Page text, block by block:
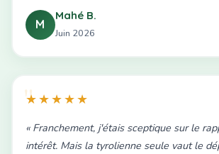
M
Mahé B.
Juin 2026
★★★★★
« Franchement, j'étais sceptique sur le
intérêt. Mais la tyrolienne seule vaut le